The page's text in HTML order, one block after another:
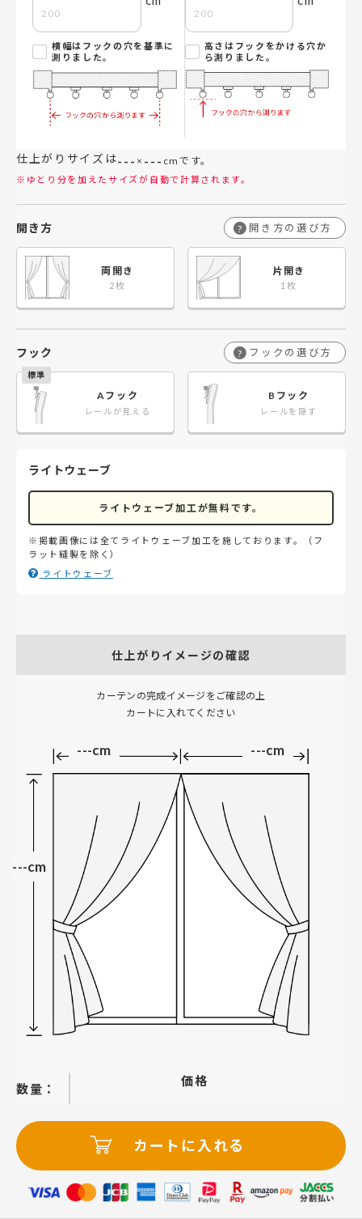
横幅はフックの穴を基準に
測りました。
高さはフックをかける穴か
ら測りました。
仕上がりサイズは--- × --- cmです。
※ゆとり分を加えたサイズが自動で計算されます。
開き方 ? 開き方の選び方
両開き 片開き
フック ? フックの選び方
Aフック
レールが見える
Bフック
レールを隠す
ライトウェーブ
ライトウェーブ加工が無料です。
※掲載画像には全てライトウェーブ加工を施しております。（フ
ラット縫製を除く）
ライトウェーブ
仕上がりイメージの確認
カーテンの完成イメージをご確認の上
カートに入れてください
---cm ---cm
---cm
価格
カートに入れる